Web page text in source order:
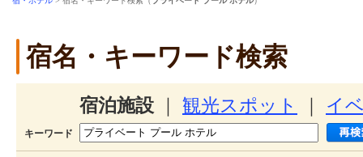
宿名・キーワード検索
宿泊施設 観光スポット イ
キーワード